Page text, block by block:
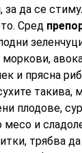
, за да се
Сред
моркови,
и прясна
такива,
плодове,
месо и
трябва